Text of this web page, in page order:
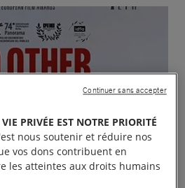
PRIVÉE EST NOTRE PRIORITÉ
nous soutenir et réduire nos
vos dons contribuent en
les atteintes aux droits humains
Continuer sans accepter